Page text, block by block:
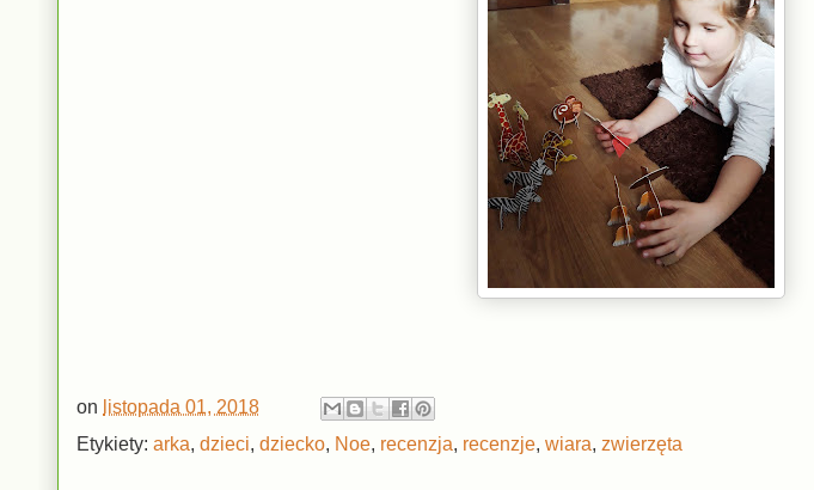
on listopada 01, 2018
Etykiety: arka, dzieci, dziecko, Noe, recenzja, recenzje, wiara, zwierzęta